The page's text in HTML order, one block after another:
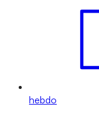
hebdo